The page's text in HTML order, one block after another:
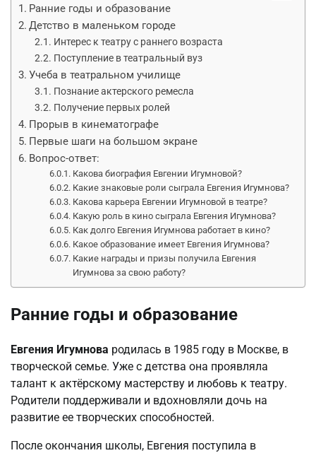
Ранние годы и образование
Детство в маленьком городе
Интерес к театру с раннего возраста
Поступление в театральный вуз
Учеба в театральном училище
Познание актерского ремесла
Получение первых ролей
Прорыв в кинематографе
Первые шаги на большом экране
Вопрос-ответ:
Какова биография Евгении Игумновой?
Какие знаковые роли сыграла Евгения Игумнова?
Какова карьера Евгении Игумновой в театре?
Какую роль в кино сыграла Евгения Игумнова?
Как долго Евгения Игумнова работает в кино?
Какое образование имеет Евгения Игумнова?
Какие награды и призы получила Евгения
Игумнова за свою работу?
Ранние годы и образование
Евгения Игумнова родилась в 1985 году в Москве, в
творческой семье. Уже с детства она проявляла
талант к актёрскому мастерству и любовь к театру.
Родители поддерживали и вдохновляли дочь на
развитие ее творческих способностей.
После окончания школы, Евгения поступила в